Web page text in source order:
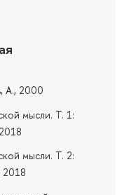
А., 2000
мысли. Т. 1:
мысли. Т. 2:
2018